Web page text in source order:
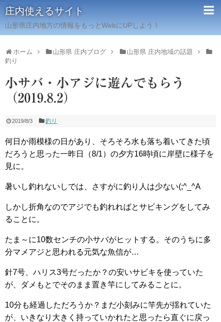
庄内使えるサイト
山形県庄内地方の情報をもっとWebにUPしよう！
ホーム 山形県 庄内ブログ
山形県 庄内地域の話題
釣り
小サバ・小アジに遊んでもらう
（2019.8.2）
2019/8/3 釣り
何日か雨模様の日があり、そろそろ水も落ち着いてきた頃
だろうと思った一昨日（8/1）の夕方16時頃に岸壁に様子を
見に。
暑いし釣れないしでは、さすがに釣り人は少ない(;^_^A
しかし折角なのでアジでも釣れればとサビキングをしてみ
ることに。
たま～に10数センチの小サバがヒットする。そのうちに多
分マメアジと思われる元気な魚信が…
針7号、ハリス3号だったか？の安いサビキを使っていた
が、ダメもとでそのまま置き竿にしてみることに。
10分も経過しただろうか？まだ小刻みに竿先が揺れていた
が、いきなり大きく持っていかれたと思ったら直ぐに戻っ